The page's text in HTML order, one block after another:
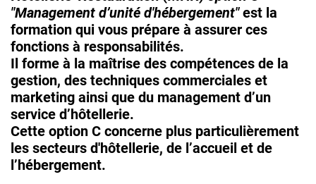
"Management d’unité d'hébergement"est la
formation qui vous prépare à assurer ces
fonctions à responsabilités.
Il forme à la maîtrise des compétences de la
gestion, des techniques commerciales et
marketing ainsi que du management d’un
service d’hôtellerie.
Cette option C concerne plus particulièrement
les secteurs d'hôtellerie, de l’accueil et de
l’hébergement.